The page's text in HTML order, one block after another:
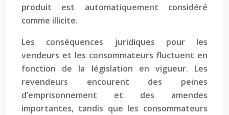
produit est automatiquement considéré
comme illicite.
Les conséquences juridiques pour les
vendeurs et les consommateurs fluctuent en
fonction de la législation en vigueur. Les
revendeurs encourent des peines
d’emprisonnement et des amendes
importantes, tandis que les consommateurs